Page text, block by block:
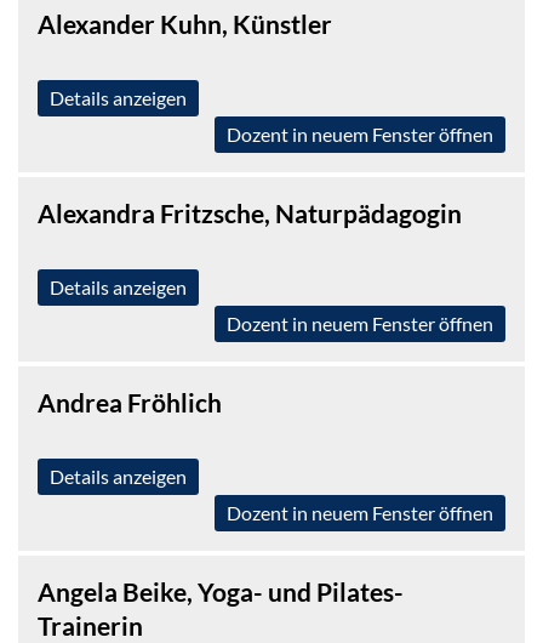
Alexander Kuhn, Künstler
Details anzeigen
Dozent in neuem Fenster öffnen
Alexandra Fritzsche, Naturpädagogin
Details anzeigen
Dozent in neuem Fenster öffnen
Andrea Fröhlich
Details anzeigen
Dozent in neuem Fenster öffnen
Angela Beike, Yoga- und Pilates-
Trainerin